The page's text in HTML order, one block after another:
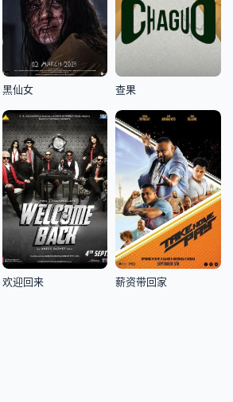
黑仙女 查果
欢迎回来 薪资带回家